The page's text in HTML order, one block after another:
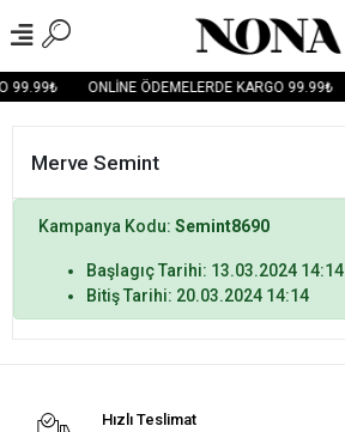
99.99₺ ONLİNE ÖDEMELERDE KARGO 99.99₺
Merve Semint
Kampanya Kodu: Semint8690
Başlagıç Tarihi: 13.03.2024 14:14
Bitiş Tarihi: 20.03.2024 14:14
Hızlı Teslimat